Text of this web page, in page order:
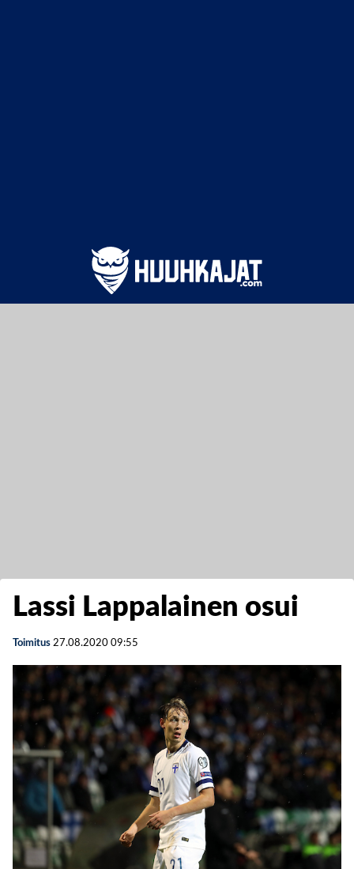
Lassi Lappalainen osui
Toimitus 27.08.2020 09:55